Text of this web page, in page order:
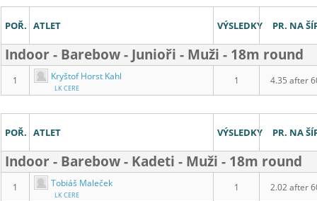
POŘ. ATLET VÝSLEDKY PR. NA
Indoor - Barebow - Junioři - Muži - 18m round
1 Kryštof Horst Kahl
LK CERE
1 4.35 after
POŘ. ATLET VÝSLEDKY PR. NA
Indoor - Barebow - Kadeti - Muži - 18m round
1 Tobiáš Maleček
LK CERE
1 2.02 after